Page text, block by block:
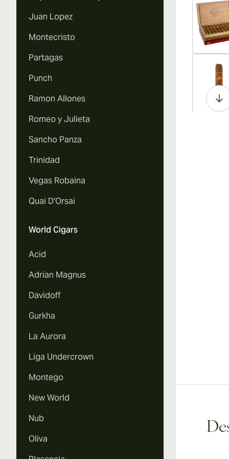
Juan Lopez
Montecristo
Partagas
Punch
Ramon Allones
Romeo y Julieta
Sancho Panza
Trinidad
Vegas Robaina
Quai D'Orsai
World Cigars
Acid
Adrian Magnus
Davidoff
Gurkha
La Aurora
Liga Undercrown
Montego
New World
Nub
Oliva